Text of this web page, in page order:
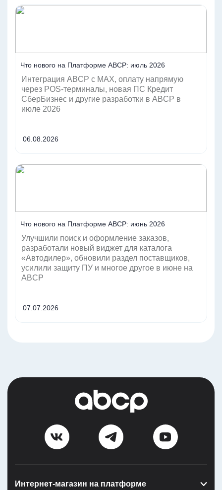
Что нового на Платформе ABCP: июль 2026
Интеграция ABCP с MAX, оплату напрямую
через POS-терминалы, новая ПС Кредит
СберБизнес и другие разработки в ABCP в
июле 2026
06.08.2026
Что нового на Платформе ABCP: июнь 2026
Улучшили поиск и оформление заказов,
разработали новый виджет для каталога
«Автодилер», обновили раздел поставщиков,
усилили защиту ПУ и многое другое в июне на
ABCP
07.07.2026
Интернет-магазин на платформе